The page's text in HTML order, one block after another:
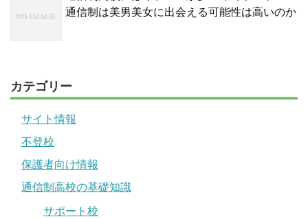
通信制は美男美女に出会える可能性は高いのか
カテゴリー
サイト情報
不登校
保護者向け情報
通信制高校の基礎知識
サポート校